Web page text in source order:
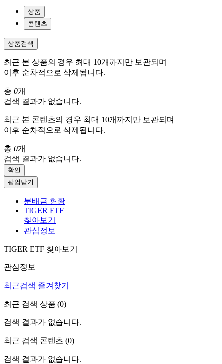
상품
콘텐츠
상품검색
최근 본 상품의 경우 최대 10개까지만 보관되며
이후 순차적으로 삭제됩니다.
총 0개
검색 결과가 없습니다.
최근 본 콘텐츠의 경우 최대 10개까지만 보관되며
이후 순차적으로 삭제됩니다.
총 0개
검색 결과가 없습니다.
확인
팝업닫기
분배금 현황
TIGER ETF
찾아보기
관심정보
TIGER ETF 찾아보기
관심정보
최근검색 즐겨찾기
최근 검색 상품 (0)
검색 결과가 없습니다.
최근 검색 콘텐츠 (0)
검색 결과가 없습니다.